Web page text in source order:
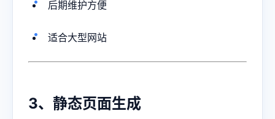
后期维护方便
适合大型网站
3、静态页面生成